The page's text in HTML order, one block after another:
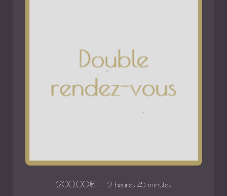
200,00€ 2 heures 45 minutes